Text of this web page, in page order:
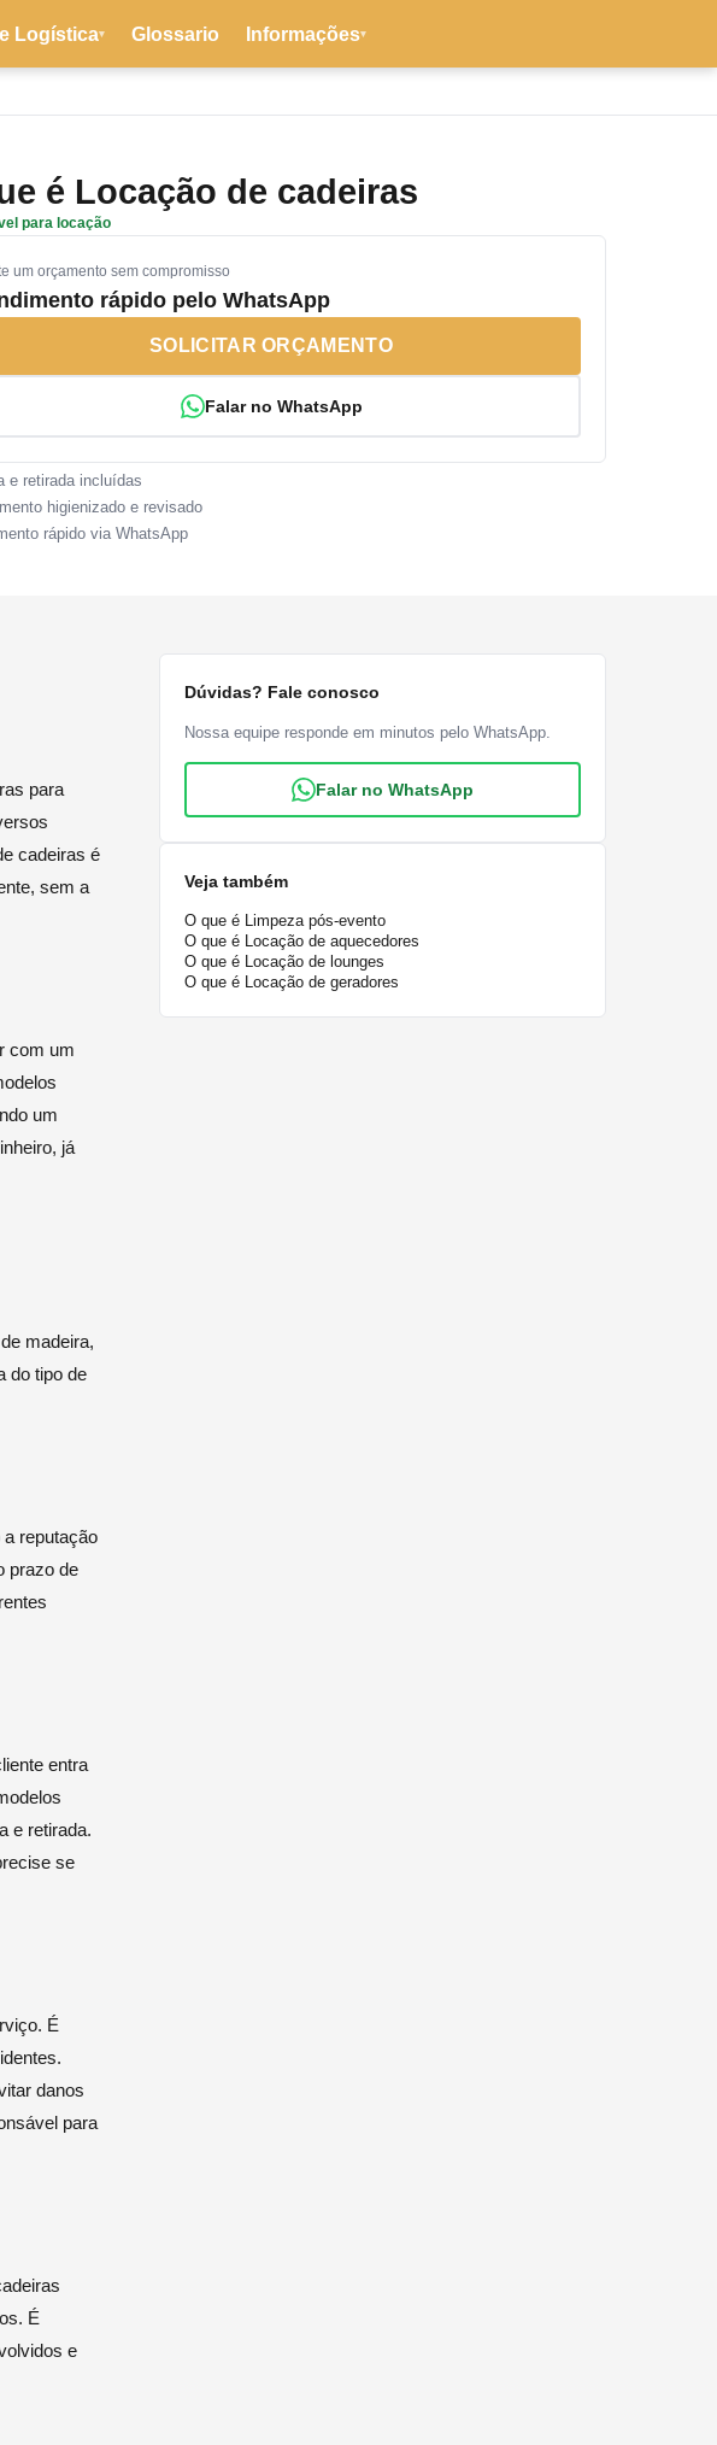
Logística▾ Glossario Informações▾
é Locação de cadeiras
para locação
um orçamento sem compromisso
rápido pelo WhatsApp
SOLICITAR ORÇAMENTO
Falar no WhatsApp
e retirada incluídas
higienizado e revisado
rápido via WhatsApp
para
cadeiras é
sem a
com um
um
já
madeira,
do tipo de
reputação
prazo de
entra
e retirada.
se
É
danos
para
É
e
Dúvidas? Fale conosco
Nossa equipe responde em minutos pelo WhatsApp.
Falar no WhatsApp
Veja também
O que é Limpeza pós-evento
O que é Locação de aquecedores
O que é Locação de lounges
O que é Locação de geradores